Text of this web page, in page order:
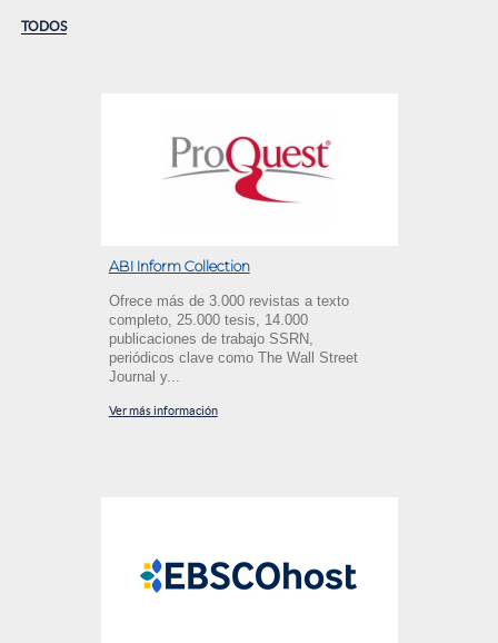
TODOS
ABI Inform Collection
Ofrece más de 3.000 revistas a texto
completo, 25.000 tesis, 14.000
publicaciones de trabajo SSRN,
periódicos clave como The Wall Street
Journal y...
Ver más información